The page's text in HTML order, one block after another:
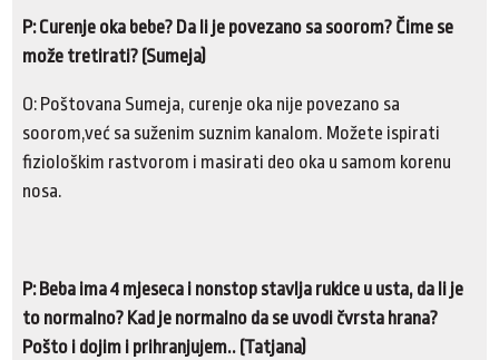
P: Curenje oka bebe? Da li je povezano sa soorom? Čime se
može tretirati? (Sumeja)
O: Poštovana Sumeja, curenje oka nije povezano sa
soorom,već sa suženim suznim kanalom. Možete ispirati
fiziološkim rastvorom i masirati deo oka u samom korenu
nosa.
P: Beba ima 4 mjeseca i nonstop stavlja rukice u usta, da li je
to normalno? Kad je normalno da se uvodi čvrsta hrana?
Pošto i dojim i prihranjujem.. (Tatjana)